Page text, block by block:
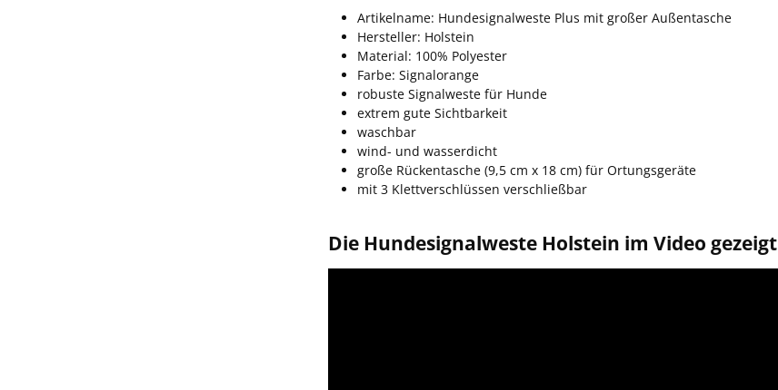
Artikelname: Hundesignalweste Plus mit großer Außentasche
Hersteller: Holstein
Material: 100% Polyester
Farbe: Signalorange
robuste Signalweste für Hunde
extrem gute Sichtbarkeit
waschbar
wind- und wasserdicht
große Rückentasche (9,5 cm x 18 cm) für Ortungsgeräte
mit 3 Klettverschlüssen verschließbar
Die Hundesignalweste Holstein im Video gezeigt